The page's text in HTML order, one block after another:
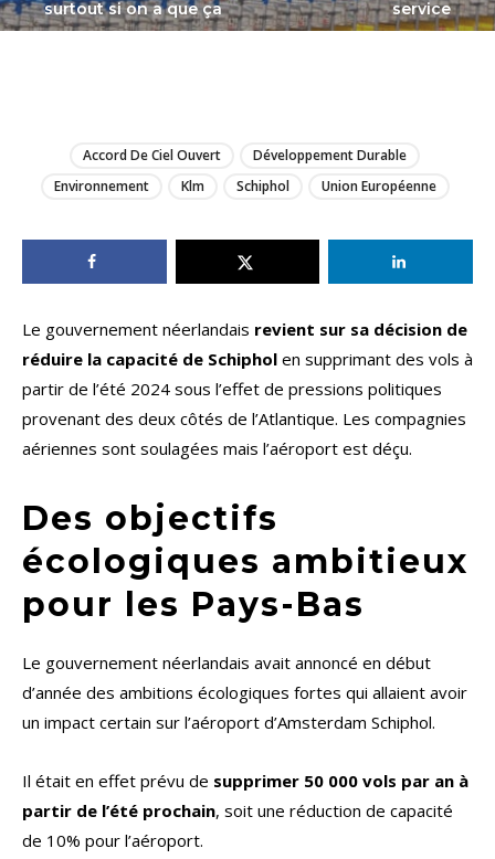
surtout si on a que ça
service
Accord De Ciel Ouvert
Développement Durable
Environnement
Klm Schiphol Union Européenne
Le gouvernement néerlandais revient sur sa décision de
réduire la capacité de Schiphol en supprimant des vols à
partir de l’été 2024 sous l’effet de pressions politiques
provenant des deux côtés de l’Atlantique. Les compagnies
aériennes sont soulagées mais l’aéroport est déçu.
Des objectifs
écologiques ambitieux
pour les Pays-Bas
Le gouvernement néerlandais avait annoncé en début
d’année des ambitions écologiques fortes qui allaient avoir
un impact certain sur l’aéroport d’Amsterdam Schiphol.
Il était en effet prévu de supprimer 50 000 vols par an à
partir de l’été prochain, soit une réduction de capacité
de 10% pour l’aéroport.